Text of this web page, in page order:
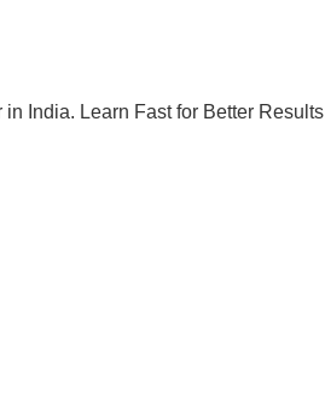
India. Learn Fast for Better Results